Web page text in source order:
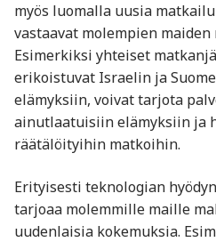
myös luomalla uusia
vastaavat molempien
Esimerkiksi yhteiset
erikoistuvat Israelin ja
elämyksiin, voivat tarjota
ainutlaatuisiin elämyksiin ja
räätälöityihin matkoihin.
Erityisesti teknologian
tarjoaa molemmille maille
uudenlaisia kokemuksia.